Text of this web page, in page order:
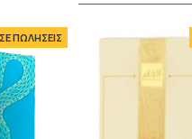
ΠΩΛΗΣΕΙΣ